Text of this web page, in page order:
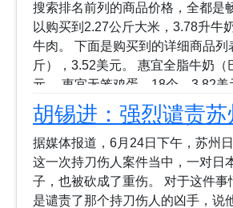
搜索排名前列的商品价格，全都是
以购买到2.27公斤大米，3.78升牛
牛肉。 下面是购买到的详细商品
斤），3.52美元。 惠宜全脂牛奶
元。 惠宜无笼鸡蛋，18个，3.82
元。 全天然（80%瘦肉/20%肥肉
计价格是19.23美元，折合140元
美元在洛杉矶沃尔玛的购买力相当
一天250克大米，250毫升牛奶，2
胡锡进：强烈谴责
据媒体报道，6月24日下午，苏州
这一次持刀伤人案件当中，一对日
子，也被砍成了重伤。 对于这件
是谴责了那个持刀伤人的凶手，说